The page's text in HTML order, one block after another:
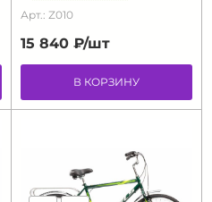
Арт.: Z010
15 840 ₽/шт
В КОРЗИНУ